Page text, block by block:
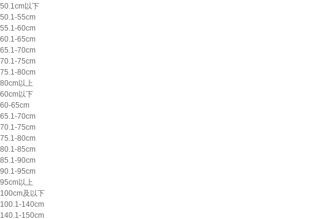
50.1cm以下
50.1-55cm
55.1-60cm
60.1-65cm
65.1-70cm
70.1-75cm
75.1-80cm
80cm以上
60cm以下
60-65cm
65.1-70cm
70.1-75cm
75.1-80cm
80.1-85cm
85.1-90cm
90.1-95cm
95cm以上
100cm及以下
100.1-140cm
140.1-150cm